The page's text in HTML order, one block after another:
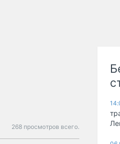
268 просмотров всего.